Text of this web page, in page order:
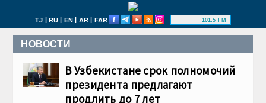
TJ | RU | EN | AR | FAR 101.5 FM
НОВОСТИ
В Узбекистане срок полномочий
президента предлагают
продлить до 7 лет